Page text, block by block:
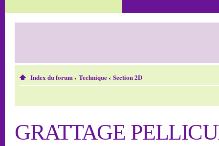
Index du forum‹ Technique‹ Section 2D
GRATTAGE